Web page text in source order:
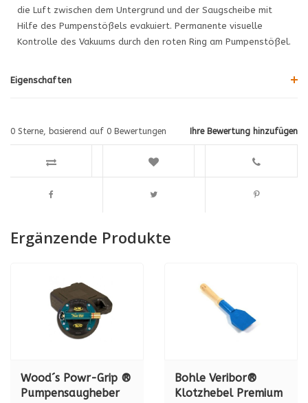
die Luft zwischen dem Untergrund und der Saugscheibe mit
Hilfe des Pumpenstößels evakuiert. Permanente visuelle
Kontrolle des Vakuums durch den roten Ring am Pumpenstößel.
Eigenschaften
Ihre Bewertung hinzufügen
0 Sterne, basierend auf 0 Bewertungen
Ergänzende Produkte
Wood´s Powr-Grip ®
Pumpensaugheber
Bohle Veribor®
Klotzhebel Premium